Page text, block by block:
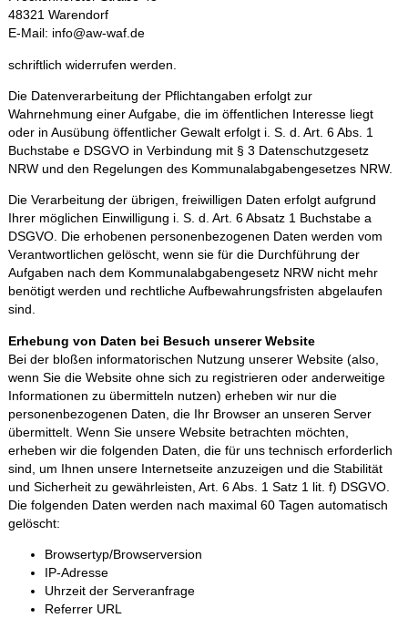
48321 Warendorf
E‐Mail: info@aw‐waf.de
schriftlich widerrufen werden.
Die Datenverarbeitung der Pflichtangaben erfolgt zur
Wahrnehmung einer Aufgabe, die im öffentlichen Interesse liegt
oder in Ausübung öffentlicher Gewalt erfolgt i. S. d. Art. 6 Abs. 1
Buchstabe e DSGVO in Verbindung mit § 3 Datenschutzgesetz
NRW und den Regelungen des Kommunalabgabengesetzes NRW.
Die Verarbeitung der übrigen, freiwilligen Daten erfolgt aufgrund
Ihrer möglichen Einwilligung i. S. d. Art. 6 Absatz 1 Buchstabe a
DSGVO. Die erhobenen personenbezogenen Daten werden vom
Verantwortlichen gelöscht, wenn sie für die Durchführung der
Aufgaben nach dem Kommunalabgabengesetz NRW nicht mehr
benötigt werden und rechtliche Aufbewahrungsfristen abgelaufen
sind.
Erhebung von Daten bei Besuch unserer Website
Bei der bloßen informatorischen Nutzung unserer Website (also,
wenn Sie die Website ohne sich zu registrieren oder anderweitige
Informationen zu übermitteln nutzen) erheben wir nur die
personenbezogenen Daten, die Ihr Browser an unseren Server
übermittelt. Wenn Sie unsere Website betrachten möchten,
erheben wir die folgenden Daten, die für uns technisch erforderlich
sind, um Ihnen unsere Internetseite anzuzeigen und die Stabilität
und Sicherheit zu gewährleisten, Art. 6 Abs. 1 Satz 1 lit. f) DSGVO.
Die folgenden Daten werden nach maximal 60 Tagen automatisch
gelöscht:
Browsertyp/Browserversion
IP‐Adresse
Uhrzeit der Serveranfrage
Referrer URL